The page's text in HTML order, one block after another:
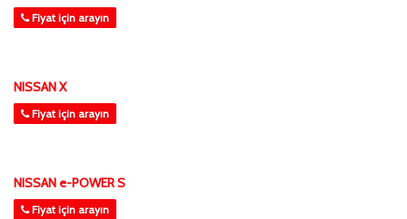
Fiyat için arayın
NISSAN X
Fiyat için arayın
NISSAN e-POWER S
Fiyat için arayın